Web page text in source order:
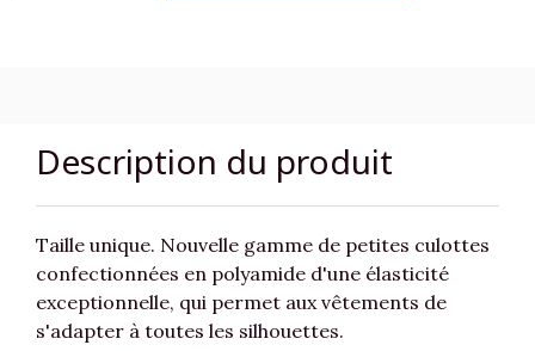
Description du produit
Taille unique. Nouvelle gamme de petites culottes
confectionnées en polyamide d'une élasticité
exceptionnelle, qui permet aux vêtements de
s'adapter à toutes les silhouettes.